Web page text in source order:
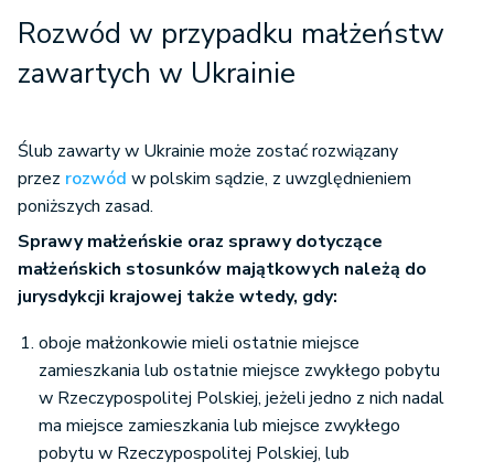
Rozwód w przypadku małżeństw
zawartych w Ukrainie
Ślub zawarty w Ukrainie może zostać rozwiązany
przez rozwód w polskim sądzie, z uwzględnieniem
poniższych zasad.
Sprawy małżeńskie oraz sprawy dotyczące
małżeńskich stosunków majątkowych należą do
jurysdykcji krajowej także wtedy, gdy:
oboje małżonkowie mieli ostatnie miejsce
zamieszkania lub ostatnie miejsce zwykłego pobytu
w Rzeczypospolitej Polskiej, jeżeli jedno z nich nadal
ma miejsce zamieszkania lub miejsce zwykłego
pobytu w Rzeczypospolitej Polskiej, lub